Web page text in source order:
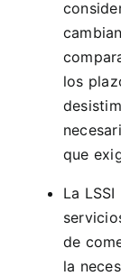
los
que
La
de
la